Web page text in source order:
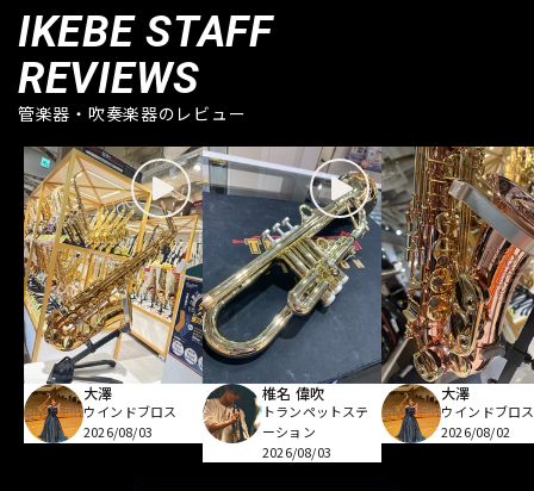
IKEBE STAFF
REVIEWS
管楽器・吹奏楽器のレビュー
大澤
ウインドブロス
2026/08/03
椎名 偉吹
トランペットステ
ーション
2026/08/03
大澤
ウインドブロス
2026/08/02